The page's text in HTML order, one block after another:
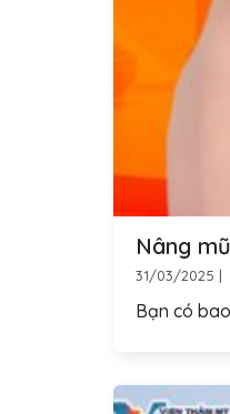
Nâng
31/03/2025 |
Bạn có